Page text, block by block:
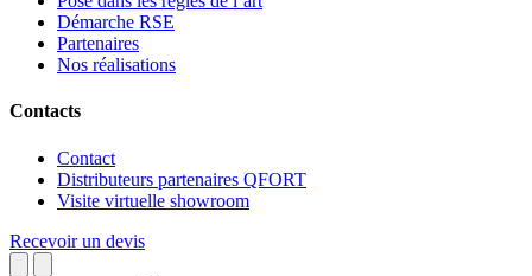
Démarche RSE
Partenaires
Nos réalisations
Contacts
Contact
Distributeurs partenaires QFORT
Visite virtuelle showroom
Recevoir un devis